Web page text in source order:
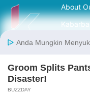
About
serta